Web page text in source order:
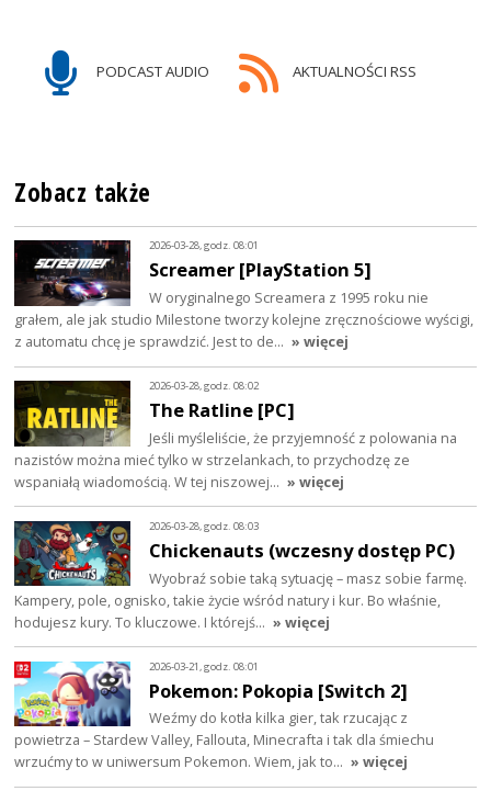
PODCAST AUDIO AKTUALNOŚCI RSS
Zobacz także
2026-03-28, godz. 08:01
Screamer [PlayStation 5]
W oryginalnego Screamera z 1995 roku nie
grałem, ale jak studio Milestone tworzy kolejne zręcznościowe wyścigi,
z automatu chcę je sprawdzić. Jest to de… » więcej
2026-03-28, godz. 08:02
The Ratline [PC]
Jeśli myśleliście, że przyjemność z polowania na
nazistów można mieć tylko w strzelankach, to przychodzę ze
wspaniałą wiadomością. W tej niszowej… » więcej
2026-03-28, godz. 08:03
Chickenauts (wczesny dostęp PC)
Wyobraź sobie taką sytuację – masz sobie farmę.
Kampery, pole, ognisko, takie życie wśród natury i kur. Bo właśnie,
hodujesz kury. To kluczowe. I którejś… » więcej
2026-03-21, godz. 08:01
Pokemon: Pokopia [Switch 2]
Weźmy do kotła kilka gier, tak rzucając z
powietrza – Stardew Valley, Fallouta, Minecrafta i tak dla śmiechu
wrzućmy to w uniwersum Pokemon. Wiem, jak to… » więcej